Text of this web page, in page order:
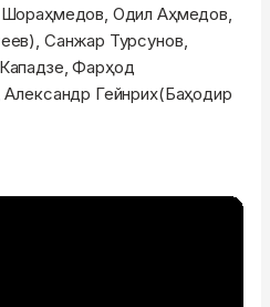
Одил Аҳмедов,
Санжар Турсунов,
Фарҳод
Гейнрих(Баҳодир